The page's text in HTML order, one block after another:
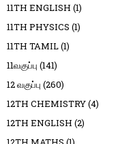
11TH ENGLISH (1)
11TH PHYSICS (1)
11TH TAMIL(1)
11வகுப்பு (141)
12 வகுப்பு (260)
12TH CHEMISTRY(4)
12TH ENGLISH (2)